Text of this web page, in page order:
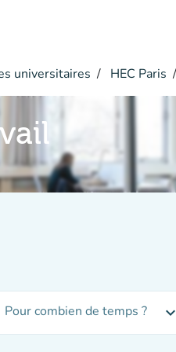
universitaires HEC Paris
Pour combien de temps ? expand_more